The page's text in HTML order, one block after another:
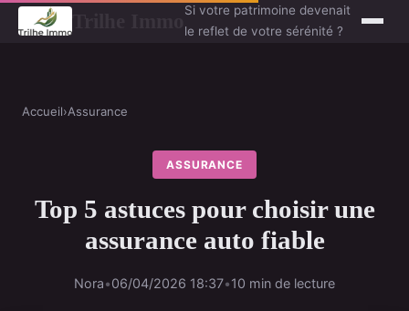
Si votre patrimoine devenait
le reflet de votre sérénité ?
Accueil›Assurance
ASSURANCE
Top 5 astuces pour choisir une
assurance auto fiable
Nora•06/04/2026 18:37•10 min de lecture